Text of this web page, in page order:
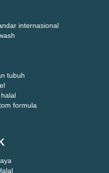
internasional
tubuh
formula